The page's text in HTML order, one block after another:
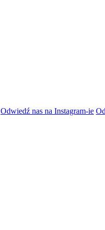
Odwiedź nas na Instagram-ie